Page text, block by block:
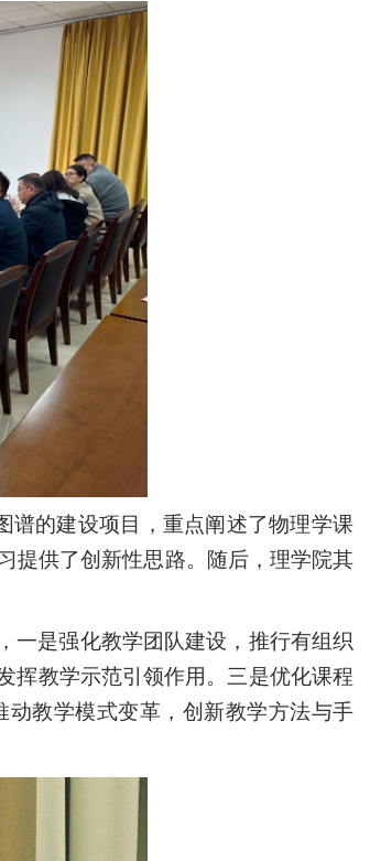
谱的建设项目，重点阐述了物理学课
提供了创新性思路。随后，理学院其
一是强化教学团队建设，推行有组织
挥教学示范引领作用。三是优化课程
教学模式变革，创新教学方法与手